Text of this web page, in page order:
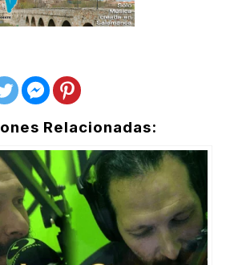
Relacionadas: